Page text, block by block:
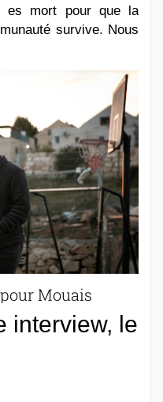
es mort pour que la
survive. Nous
Mouais
interview, le